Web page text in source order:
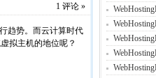
1 评论 »
趋势。而云计算时代
拟主机的地位呢？